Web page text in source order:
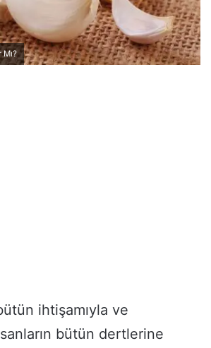
ihtişamıyla ve
bütün dertlerine